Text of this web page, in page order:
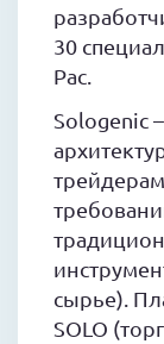
30
Рас.
Sologenic
сырье).
SOLO